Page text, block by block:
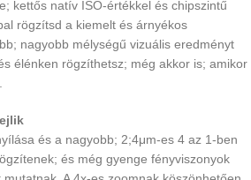
kettős natív ISO-értékkel és chipszintű
rögzítsd a kiemelt és árnyékos
nagyobb mélységű vizuális eredményt
élénken rögzíthetsz; még akkor is; amikor
és a nagyobb; 2;4μm-es 4 az 1-ben
és még gyenge fényviszonyok